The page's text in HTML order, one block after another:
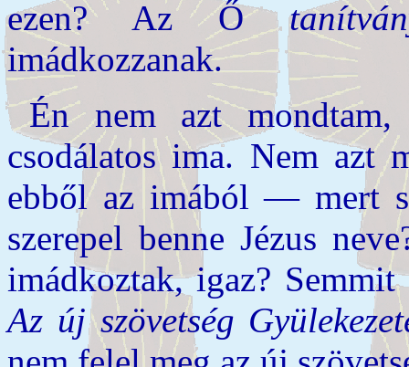
ezen? Az Ő
imádkozzanak.
Én nem azt
csodálatos ima. Nem azt
ebből az imából — mert
szerepel benne Jézus
imádkoztak, igaz? Semmit
Az új szövetség